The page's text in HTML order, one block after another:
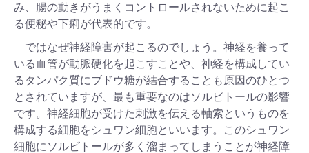
み、腸の動きがうまくコントロールされないために起こ
る便秘や下痢が代表的です。
ではなぜ神経障害が起こるのでしょう。神経を養って
いる血管が動脈硬化を起こすことや、神経を構成してい
るタンパク質にブドウ糖が結合することも原因のひとつ
とされていますが、最も重要なのはソルビトールの影響
です。神経細胞が受けた刺激を伝える軸索というものを
構成する細胞をシュワン細胞といいます。このシュワン
細胞にソルビトールが多く溜まってしまうことが神経障